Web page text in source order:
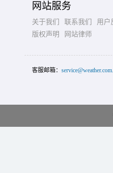
网站服务
关于我们 联系我们
用户
版权声明
网站律师
客服邮箱：